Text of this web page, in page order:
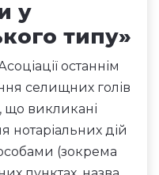
у
типу»
останнім
селищних голів
що викликані
нотаріальних дій
(зокрема